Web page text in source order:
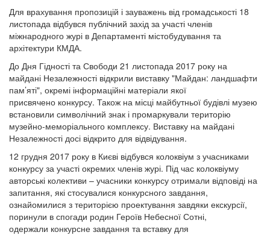
Для врахування пропозицій і зауважень від громадськості 18
листопада відбувся публічний захід за участі членів
міжнародного журі в Департаменті містобудування та
архітектури КМДА.
До Дня Гідності та Свободи 21 листопада 2017 року на
майдані Незалежності відкрили виставку "Майдан: ландшафти
пам’яті", окремі інформаційні матеріали якої
присвячено конкурсу. Також на місці майбутньої будівлі музею
встановили символічний знак і промаркували територію
музейно-меморіального комплексу. Виставку на майдані
Незалежності досі відкрито для відвідування.
12 грудня 2017 року в Києві відбувся колоквіум з учасниками
конкурсу за участі окремих членів журі. Під час колоквіуму
авторські колективи – учасники конкурсу отримали відповіді на
запитання, які стосувалися конкурсного завдання,
ознайомилися з територією проектування завдяки екскурсії,
поринули в спогади родин Героїв Небесної Сотні,
одержали конкурсне завдання та вставку для